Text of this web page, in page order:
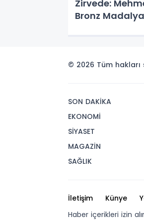
Zirvede:
Bronz
© 2026 Tüm hakları
SON DAKİKA
EKONOMİ
SİYASET
MAGAZİN
SAĞLIK
İletişim Künye
Haber içerikleri izin